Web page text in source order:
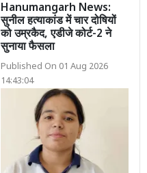
Hanumangarh News:
सुनील हत्याकांड में चार दोषियों
को उम्रकैद, एडीजे कोर्ट-2 ने
सुनाया फैसला
Published On 01 Aug 2026
14:43:04